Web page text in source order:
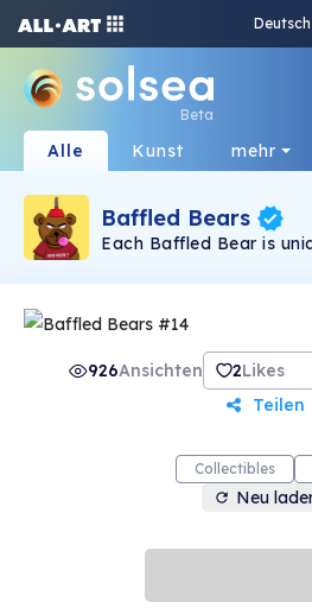
Deutsch
Beta
Alle Kunst mehr
Baffled Bears
Each Baffled Bear is
varying rarities. Limited
are confused, cute, and
926Ansichten 2Likes
Teilen
Collectibles
Neu